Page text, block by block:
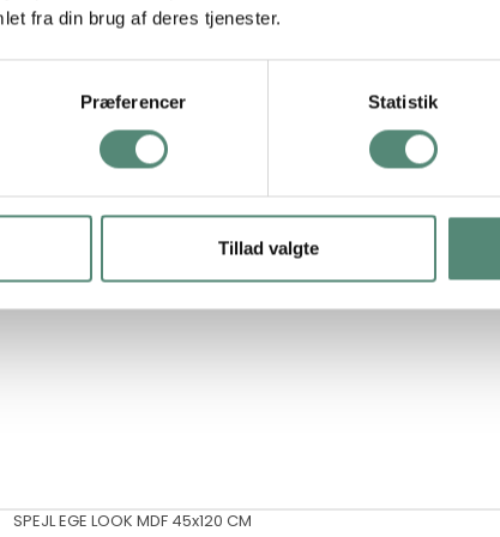
fra din brug af deres tjenester.
Præferencer Statistik
Tillad valgte
SPEJL EGE LOOK MDF 45x120 CM